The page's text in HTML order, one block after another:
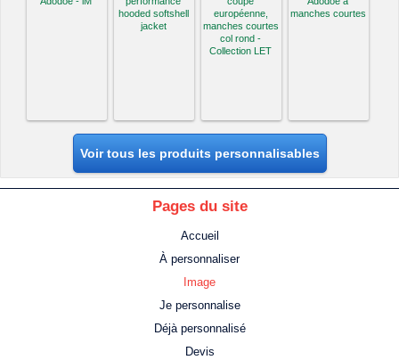
hooded softshell
jacket
européenne,
manches courtes
col rond -
Collection LET
manches courtes
Voir tous les produits personnalisables
Pages du site
Accueil
À personnaliser
Image
Je personnalise
Déjà personnalisé
Devis